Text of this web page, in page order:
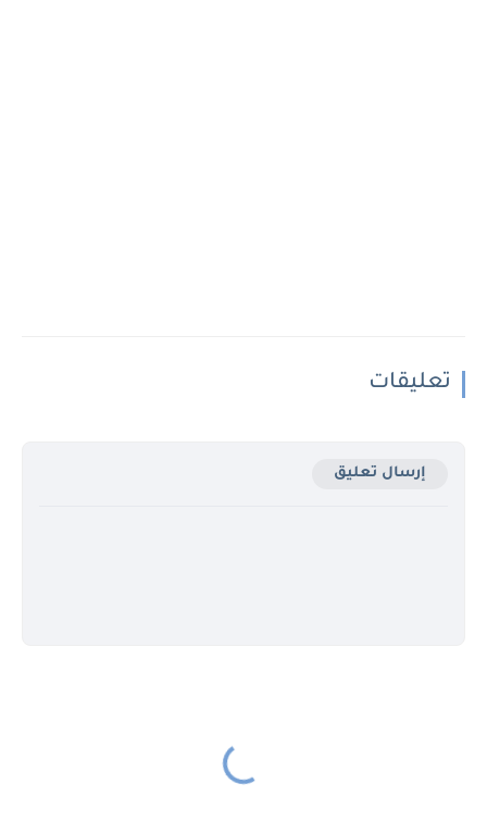
تعليقات
إرسال تعليق